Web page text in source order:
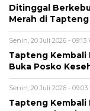
Ditinggal
Merah di Tapteng
Senin, 20 Juli 2026 - 09:13
Tapteng
Buka Posko
Senin, 20 Juli 2026 -
Tapteng Kembali